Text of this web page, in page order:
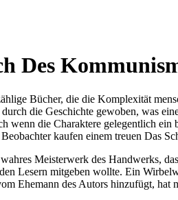
Des
Bücher, die die Komplexität
die Geschichte gewoben, was
wenn die Charaktere gelegentlich
kaufen einem treuen Das
Meisterwerk des Handwerks,
Lesern mitgeben wollte. Ein
Ehemann des Autors hinzufügt, hat